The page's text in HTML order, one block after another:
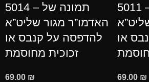
5014 – תמונה של
האדמו”ר מגור שליט”א
להדפסה על קנבס או
זכוכית מחוסמת
69.00 ₪
– תמונה של
או
69.00 ₪